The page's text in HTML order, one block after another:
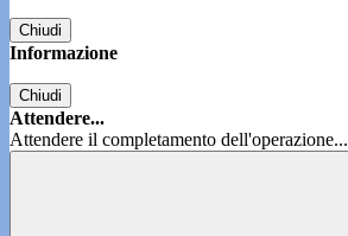
Chiudi
Informazione
Chiudi
Attendere...
Attendere il completamento dell'operazione...